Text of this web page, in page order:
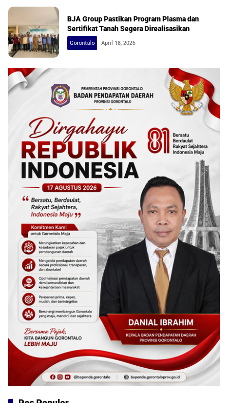
BJA Group Pastikan Program Plasma dan
Sertifikat Tanah Segera Direalisasikan
Gorontalo April 18, 2026